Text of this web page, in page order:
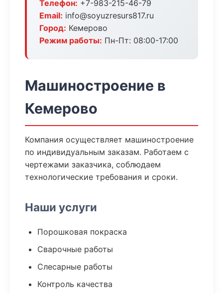
Телефон: +7-983-215-46-79
Email: info@soyuzresurs817.ru
Город: Кемерово
Режим работы: Пн-Пт: 08:00-17:00
Машиностроение в
Кемерово
Компания осуществляет машиностроение
по индивидуальным заказам. Работаем с
чертежами заказчика, соблюдаем
технологические требования и сроки.
Наши услуги
Порошковая покраска
Сварочные работы
Слесарные работы
Контроль качества